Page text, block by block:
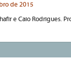
de 2015
e Caio Rodrigues.